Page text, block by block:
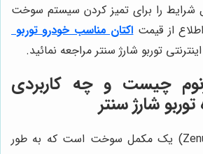
شرایط را برای تمیز کردن سیستم سوخت
از قیمتاکتان مناسب خودرو توربو
توربو شارژ سنتر مراجعه نمائید.
چیست و چه کاربردی
شارژ سنتر
(Zenum) یک مکمل سوخت است که به طور